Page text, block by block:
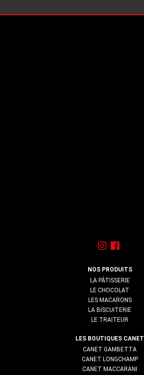
NOS PRODUITS
LA PÂTISSERIE
LE CHOCOLAT
LES MACARONS
LA BISCUITERIE
LE TRAITEUR
LES BOUTIQUES CANET
CANET GAMBETTA
CANET LONGCHAMP
CANET MACCARANI